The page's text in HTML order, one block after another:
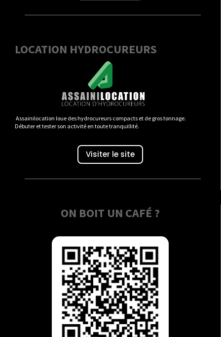
LOCATION HYDROCUREURS
Assainilocation loue des hydrocureurs compacts et de gros tonnage.
Débuter et tester son activité en toute tranquillité.
Visiter le site
ON BOIT UN CAFÉ ?